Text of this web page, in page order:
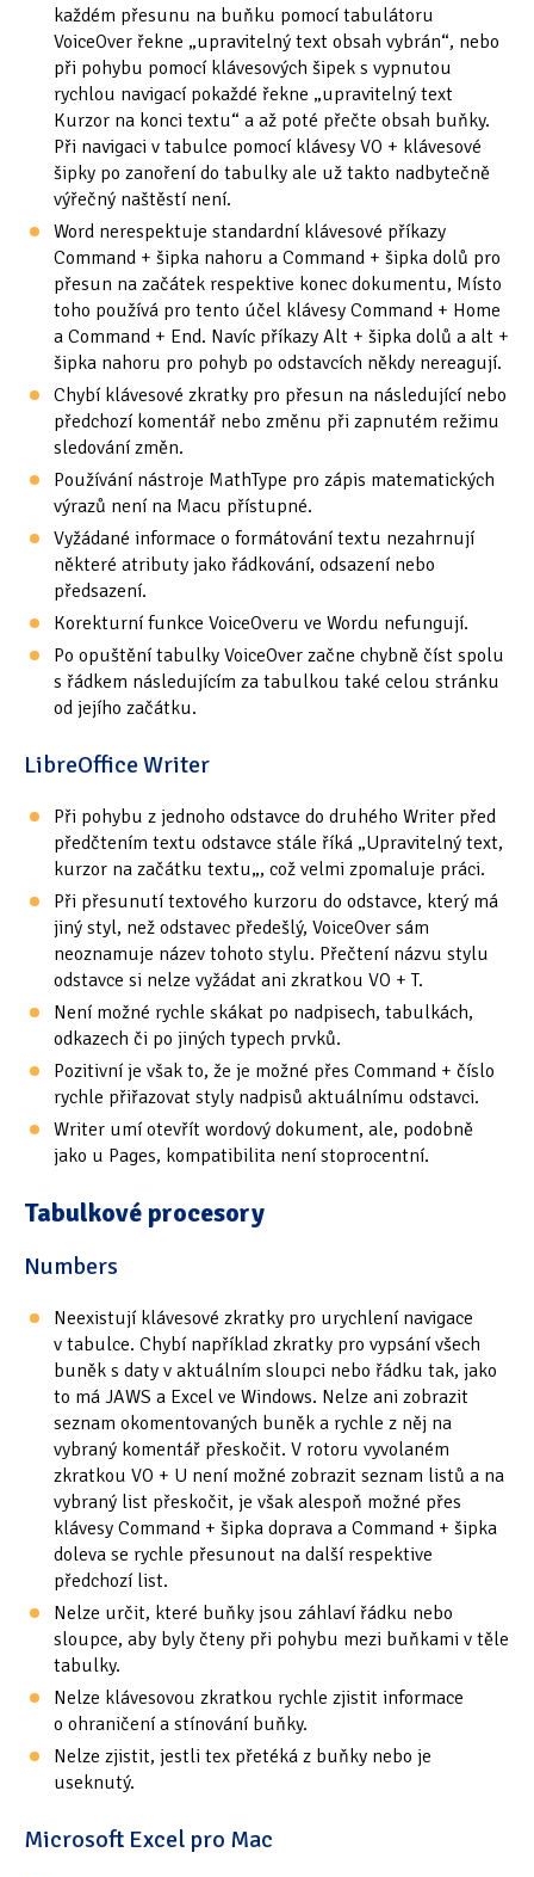
každém přesunu na buňku pomocí tabulátoru
VoiceOver řekne „upravitelný text obsah vybrán“, nebo
při pohybu pomocí klávesových šipek s vypnutou
rychlou navigací pokaždé řekne „upravitelný text
Kurzor na konci textu“ a až poté přečte obsah buňky.
Při navigaci v tabulce pomocí klávesy VO + klávesové
šipky po zanoření do tabulky ale už takto nadbytečně
výřečný naštěstí není.
Word nerespektuje standardní klávesové příkazy
Command + šipka nahoru a Command + šipka dolů pro
přesun na začátek respektive konec dokumentu, Místo
toho používá pro tento účel klávesy Command + Home
a Command + End. Navíc příkazy Alt + šipka dolů a alt +
šipka nahoru pro pohyb po odstavcích někdy nereagují.
Chybí klávesové zkratky pro přesun na následující nebo
předchozí komentář nebo změnu při zapnutém režimu
sledování změn.
Používání nástroje MathType pro zápis matematických
výrazů není na Macu přístupné.
Vyžádané informace o formátování textu nezahrnují
některé atributy jako řádkování, odsazení nebo
předsazení.
Korekturní funkce VoiceOveru ve Wordu nefungují.
Po opuštění tabulky VoiceOver začne chybně číst spolu
s řádkem následujícím za tabulkou také celou stránku
od jejího začátku.
LibreOffice Writer
Při pohybu z jednoho odstavce do druhého Writer před
předčtením textu odstavce stále říká „Upravitelný text,
kurzor na začátku textu„, což velmi zpomaluje práci.
Při přesunutí textového kurzoru do odstavce, který má
jiný styl, než odstavec předešlý, VoiceOver sám
neoznamuje název tohoto stylu. Přečtení názvu stylu
odstavce si nelze vyžádat ani zkratkou VO + T.
Není možné rychle skákat po nadpisech, tabulkách,
odkazech či po jiných typech prvků.
Pozitivní je však to, že je možné přes Command + číslo
rychle přiřazovat styly nadpisů aktuálnímu odstavci.
Writer umí otevřít wordový dokument, ale, podobně
jako u Pages, kompatibilita není stoprocentní.
Tabulkové procesory
Numbers
Neexistují klávesové zkratky pro urychlení navigace
v tabulce. Chybí například zkratky pro vypsání všech
buněk s daty v aktuálním sloupci nebo řádku tak, jako
to má JAWS a Excel ve Windows. Nelze ani zobrazit
seznam okomentovaných buněk a rychle z něj na
vybraný komentář přeskočit. V rotoru vyvolaném
zkratkou VO + U není možné zobrazit seznam listů a na
vybraný list přeskočit, je však alespoň možné přes
klávesy Command + šipka doprava a Command + šipka
doleva se rychle přesunout na další respektive
předchozí list.
Nelze určit, které buňky jsou záhlaví řádku nebo
sloupce, aby byly čteny při pohybu mezi buňkami v těle
tabulky.
Nelze klávesovou zkratkou rychle zjistit informace
o ohraničení a stínování buňky.
Nelze zjistit, jestli tex přetéká z buňky nebo je
useknutý.
Microsoft Excel pro Mac